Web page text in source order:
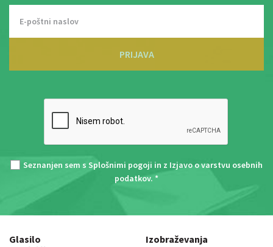
PRIJAVA
Seznanjen sem s Splošnimi pogoji in z Izjavo o varstvu osebnih
podatkov. *
Glasilo
Izobraževanja